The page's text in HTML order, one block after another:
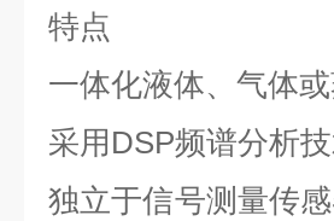
特点
一体化液体、气体
采用 DSP频谱分析
独立于信号测量传